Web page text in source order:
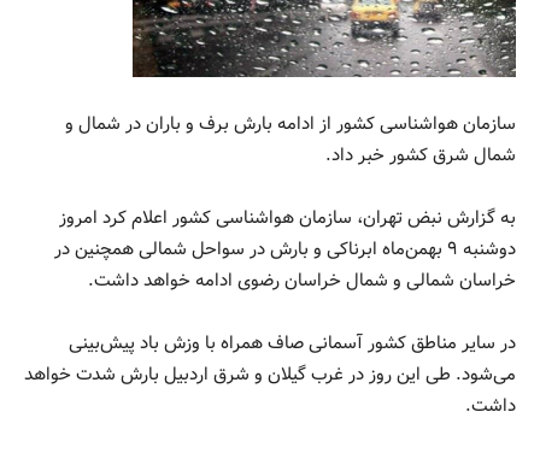
سازمان هواشناسی کشور از ادامه بارش برف و باران در شمال و
شمال شرق کشور خبر داد.
به گزارش نبض تهران، سازمان هواشناسی کشور اعلام کرد امروز
دوشنبه ۹ بهمن‌ماه ابرناکی و بارش در سواحل شمالی همچنین در
خراسان شمالی و شمال خراسان رضوی ادامه خواهد داشت.
در سایر مناطق کشور آسمانی صاف همراه با وزش باد پیش‌بینی
می‌شود. طی این روز در غرب گیلان و شرق اردبیل بارش شدت خواهد
داشت.